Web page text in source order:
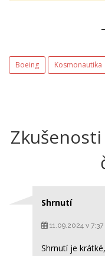
Boeing Kosmonautika
Shrnutí
11.09.2024 v 7:37
Shrnutí je